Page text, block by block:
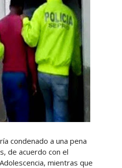
condenado a una pena
de acuerdo con el
mientras que